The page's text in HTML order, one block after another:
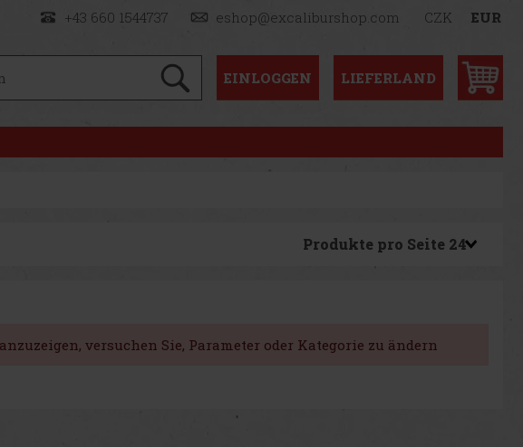
+43 660 1544737 eshop@excaliburshop.com CZK EUR
EINLOGGEN LIEFERLAND
Produkte pro Seite
versuchen Sie, Parameter oder Kategorie zu ändern